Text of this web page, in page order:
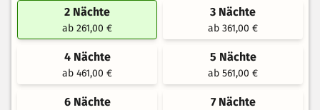
2 Nächte
ab 261,00 €
3 Nächte
ab 361,00 €
4 Nächte
ab 461,00 €
5 Nächte
ab 561,00 €
6 Nächte 7 Nächte